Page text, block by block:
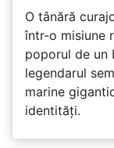
O tânără
într-o misiune
poporul de un
legendarul
marine
identități.